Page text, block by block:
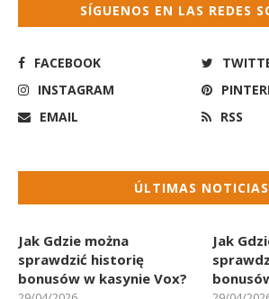
SÍGUENOS EN LAS REDES
FACEBOOK
INSTAGRAM
EMAIL
RSS
ÚLTIMAS NOTICIAS
Jak Gdzie można
sprawdzić historię
bonusów w kasynie Vox?
Jak